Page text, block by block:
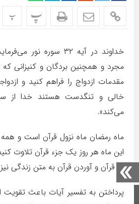
صفحه اصلی
پ پ
خداوند در آیه ۳۲ سوره
مجرد و همچنین بردگان و کنیزانی که
مقدمات ازدواج را فراهم کنید و
خالی و تنگدست هستند خدا از سر
می‌کند».
ماه رمضان ماه نزول قرآن است و
این ماه هر روز یک جزء قرآن تلاوت
در قرآن و آوردن قرآن به متن زندگی
پرداختن به تفسیر آیات باعث تقویت